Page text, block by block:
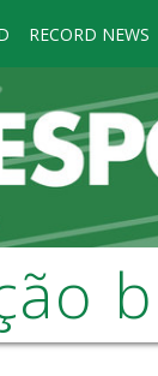
RECORD NEWS